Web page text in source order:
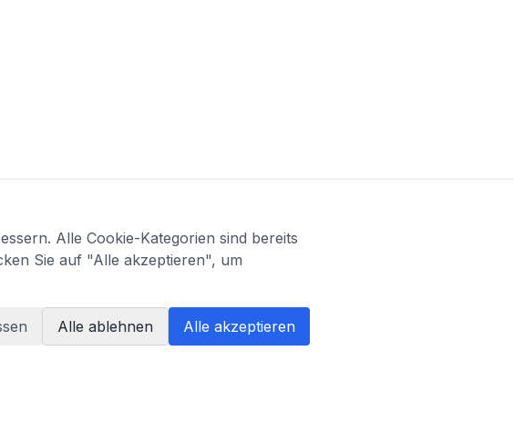
Alle Cookie-Kategorien sind bereits
Sie auf "Alle akzeptieren", um
Alle ablehnen Alle akzeptieren